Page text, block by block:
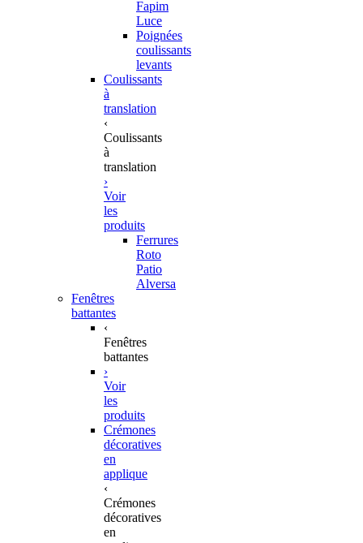
Fapim
Luce
Poignées
coulissants
levants
Coulissants
à
translation
‹
Coulissants
à
translation
›
Voir
les
produits
Ferrures
Roto
Patio
Alversa
Fenêtres
battantes
‹
Fenêtres
battantes
›
Voir
les
produits
Crémones
décoratives
en
applique
‹
Crémones
décoratives
en